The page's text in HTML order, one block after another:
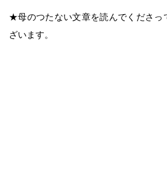
★母のつたない文章を読んでくださっ
ざいます。